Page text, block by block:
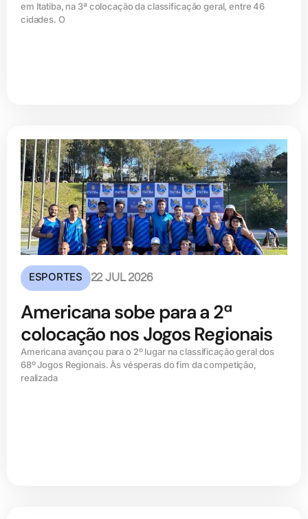
em Itatiba, na 3ª colocação da classificação geral, entre 46
cidades. O
ESPORTES 22 JUL 2026
Americana sobe para a 2ª
colocação nos Jogos Regionais
Americana avançou para o 2º lugar na classificação geral dos
68º Jogos Regionais. Às vésperas do fim da competição,
realizada